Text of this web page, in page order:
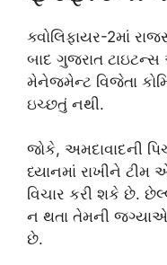
ક્વોલિફાયર-2માં
બાદ ગુજરાત
મેનેજમેન્ટ વિજેતા
ઇચ્છતું નથી.
જોકે, અમદાવાદની
ધ્યાનમાં રાખીને ટીમ
વિચાર કરી શકે છે.
ન થતા તેમની જગ્યાએ
છે.